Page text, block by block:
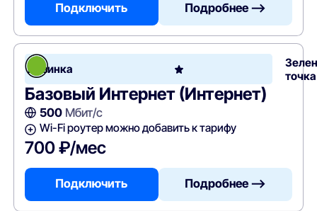
Подключить Подробнее —>
Новинка
точка
Базовый Интернет (Интернет)
500Мбит/с
Wi-Fi роутер можно добавить к тарифу
700 ₽/мес
Подключить Подробнее —>